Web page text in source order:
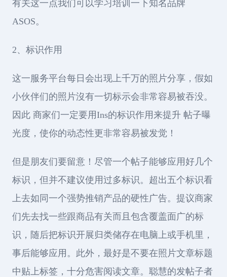
有关这一点我们可以学习培训一下知名品牌
ASOS。
2、标识作用
这一服务平台每日会出现上千万的照片分享，假如
小伙伴们的照片沒有一切标示会非常容易被吞没。
因此 商家们一定要用Ins的标识作用来提升 帖子曝
光度，使你的动态性更非常容易被发觉！
但是朋友们要留意！尽管一个帖子能够应用好几个
标识，但并不建议使用过多标识。超出五个标识看
上去如同一个强势推销产品的硬性广告。提议商家
们先去找一些跟商品有关而且包含覆盖面广的标
识，随后把标识开展归类储存在电脑上或手机里，
事后能够应用。此外，最好是不要在照片文章标题
中贴上标签，十分危害阅读文章。聪慧的发帖子者